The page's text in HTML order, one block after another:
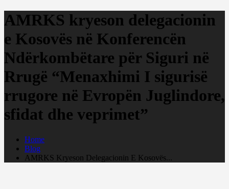
AMRKS kryeson delegacionin
e Kosovës në Konferencën
Ndërkombëtare për Siguri në
Rrugë “Menaxhimi I sigurisë
rrugore në Evropën Juglindore,
sfidat dhe veprimet”
Home
Blog
AMRKS Kryeson Delegacionin E Kosovës...